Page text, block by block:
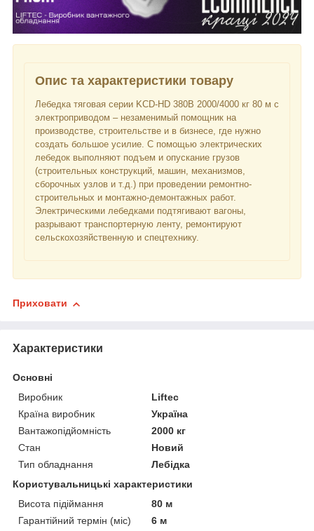
Опис та характеристики товару
Лебедка тяговая серии KCD-HD 380В 2000/4000 кг 80 м с
электроприводом – незаменимый помощник на
производстве, строительстве и в бизнесе, где нужно
создать большое усилие. С помощью электрических
лебедок выполняют подъем и опускание грузов
(строительных конструкций, машин, механизмов,
сборочных узлов и т.д.) при проведении ремонтно-
строительных и монтажно-демонтажных работ.
Электрическими лебедками подтягивают вагоны,
разрывают транспортерную ленту, ремонтируют
сельскохозяйственную и спецтехнику.
Приховати
Характеристики
Основні
Виробник
Liftec
Країна виробник
Україна
Вантажопідйомність
2000 кг
Стан
Новий
Тип обладнання
Лебідка
Користувальницькі характеристики
Висота підіймання
80 м
Гарантійний термін (міс)
6 м